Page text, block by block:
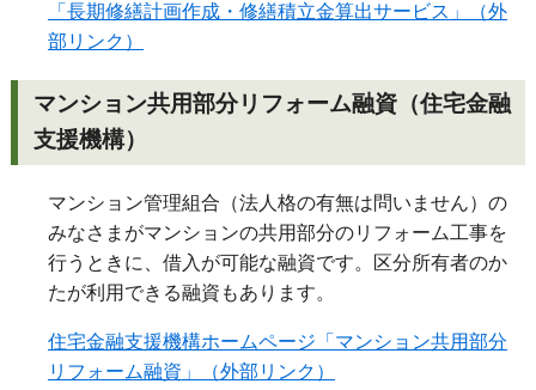
「長期修繕計画作成・修繕積立金算出サービス」（外
部リンク）
マンション共用部分リフォーム融資（住宅金融
支援機構）
マンション管理組合（法人格の有無は問いません）の
みなさまがマンションの共用部分のリフォーム工事を
行うときに、借入が可能な融資です。区分所有者のか
たが利用できる融資もあります。
住宅金融支援機構ホームページ「マンション共用部分
リフォーム融資」（外部リンク）